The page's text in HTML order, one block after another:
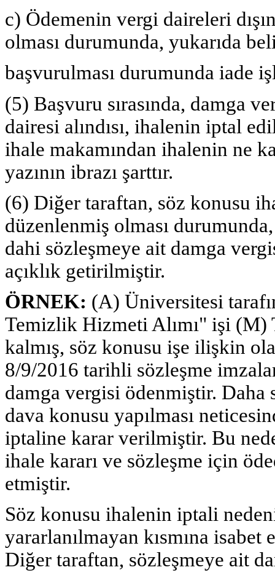
c) Ödemenin vergi daireleri
olması durumunda, yukarıda
başvurulması durumunda iade
(5) Başvuru sırasında, damga
dairesi alındısı, ihalenin iptal
ihale makamından ihalenin ne
yazının ibrazı şarttır.
(6) Diğer taraftan, söz konusu
düzenlenmiş olması
dahi sözleşmeye ait damga
açıklık getirilmiştir.
ÖRNEK: (A) Üniversitesi
Temizlik Hizmeti Alımı" işi
kalmış, söz konusu işe ilişkin
8/9/2016 tarihli sözleşme
damga vergisi ödenmiştir. Daha
dava konusu yapılması
iptaline karar verilmiştir. Bu
ihale kararı ve sözleşme için
etmiştir.
Söz konusu ihalenin iptali
yararlanılmayan kısmına
Diğer taraftan, sözleşmeye ait